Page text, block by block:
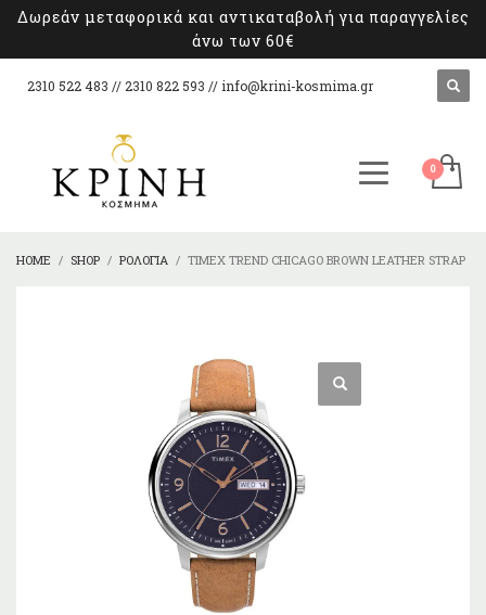
Δωρεάν μεταφορικά και αντικαταβολή για παραγγελίες
άνω των 60€
2310 522 483 // 2310 822 593 // info@krini-kosmima.gr
HOME SHOP ΡΟΛΌΓΙΑ TIMEX TREND CHICAGO BROWN LEATHER STRAP